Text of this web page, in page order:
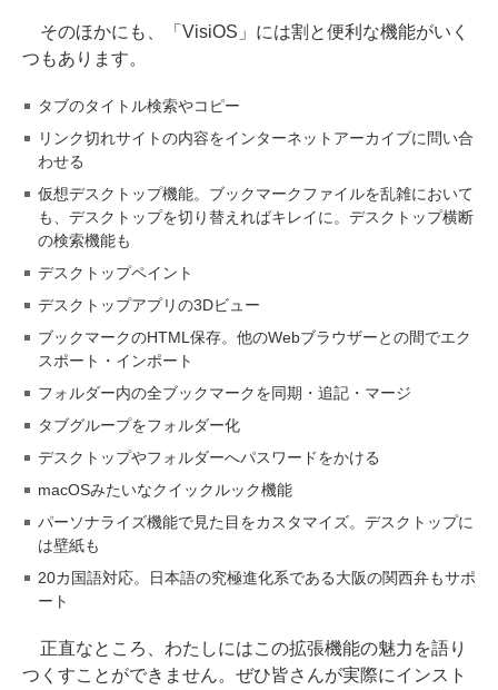
そのほかにも、「VisiOS」には割と便利な機能がいく
つもあります。
タブのタイトル検索やコピー
リンク切れサイトの内容をインターネットアーカイブに問い合
わせる
仮想デスクトップ機能。ブックマークファイルを乱雑において
も、デスクトップを切り替えればキレイに。デスクトップ横断
の検索機能も
デスクトップペイント
デスクトップアプリの3Dビュー
ブックマークのHTML保存。他のWebブラウザーとの間でエク
スポート・インポート
フォルダー内の全ブックマークを同期・追記・マージ
タブグループをフォルダー化
デスクトップやフォルダーへパスワードをかける
macOSみたいなクイックルック機能
パーソナライズ機能で見た目をカスタマイズ。デスクトップに
は壁紙も
20カ国語対応。日本語の究極進化系である大阪の関西弁もサポ
ート
正直なところ、わたしにはこの拡張機能の魅力を語り
つくすことができません。ぜひ皆さんが実際にインスト